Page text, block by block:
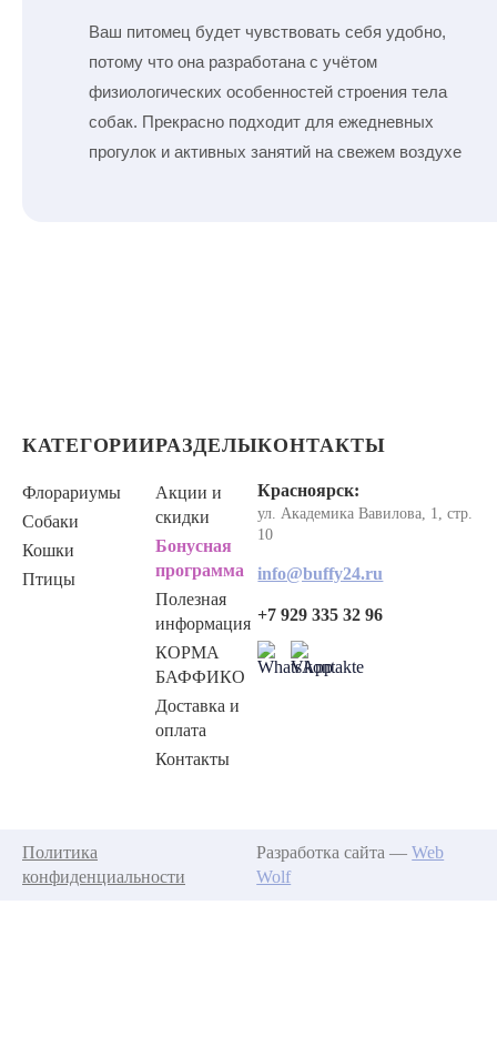
Ваш питомец будет чувствовать себя удобно,
потому что она разработана с учётом
физиологических особенностей строения тела
собак. Прекрасно подходит для ежедневных
прогулок и активных занятий на свежем воздухе
КАТЕГОРИИ
Флорариумы
Собаки
Кошки
Птицы
РАЗДЕЛЫ
Акции и
скидки
Бонусная
программа
Полезная
информация
КОРМА
БАФФИКО
Доставка и
оплата
Контакты
КОНТАКТЫ
Красноярск:
ул. Академика Вавилова, 1, стр.
10
info@buffy24.ru
+7 929 335 32 96
Политика
конфиденциальности
Разработка сайта —Web
Wolf